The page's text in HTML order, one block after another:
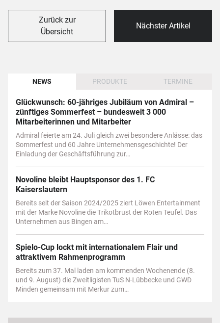
Zurück zur
Übersicht
Nächster Artikel
NEWS PRODUKTE TERMINE
Glückwunsch: 60-jähriges Jubiläum von Admiral –
zünftiges Sommerfest – bundesweit 3 000
Mitarbeiterinnen und Mitarbeiter
Admiral feierte am 24. Juli gleich zwei besondere Anlässe: das
Sommerfest und 60 Jahre Unternehmensgeschichte! Der
Einladung der Geschäftsführung zur…
Novoline bleibt Hauptsponsor des 1. FC
Kaiserslautern
Bereits seit der Saison 2024/2025 ziert Löwen Entertainment
mit der Marke Novoline die Trikotbrust der Roten Teufel. Das
Unternehmen aus Bingen am…
Spielo-Cup lockt mit internationalem Flair und
attraktivem Rahmenprogramm
Bereits zum 37. Mal laden am kommenden Wochenende (8.
und 9. August) die Zweitligisten TuS N-Lübbecke und GWD
Minden gemeinsam mit Merkur zum…